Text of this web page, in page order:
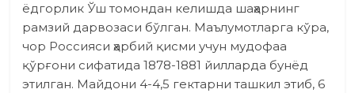
ёдгорлик Ўш томондан келишда шаҳарнинг
рамзий дарвозаси бўлган. Маълумотларга кўра,
чор Россияси ҳарбий қисми учун мудофаа
қўрғони сифатида 1878-1881 йилларда бунёд
этилган. Майдони 4-4,5 гектарни ташкил этиб, 6